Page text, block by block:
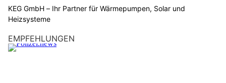
08.07.26 VON POLIZEI.NEWS REDAKTION
Bei einem misslungenen Abbiegemanöver fuhr ein Auto in
der Nacht ins Unterholz.
Verletzt wurde niemand.